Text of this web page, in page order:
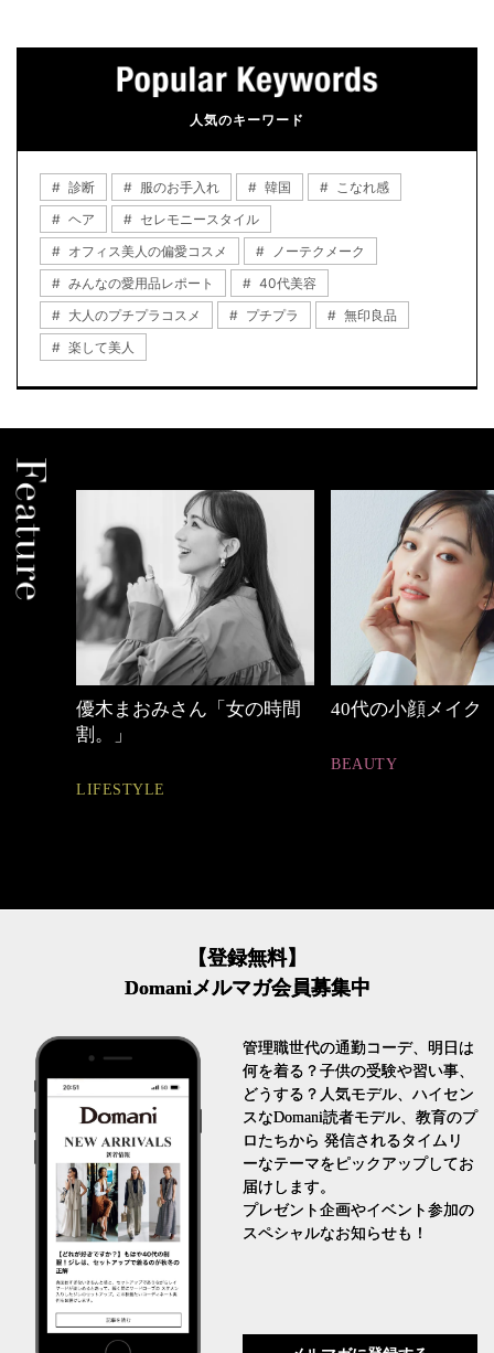
人気のキーワード
診断 服のお手入れ 韓国
こなれ感
ヘア
セレモニースタイル
オフィス美人の偏愛コスメ
ノーテクメーク
みんなの愛用品レポート
40代美容
大人のプチプラコスメ
プチプラ
無印良品
楽して美人
40代の小顔メイク 働く女性のバッグ
FASHION
【登録無料】
Domaniメルマガ会員募集中
管理職世代の通勤コーデ、明日は
何を着る？子供の受験や習い事、
どうする？人気モデル、ハイセン
スなDomani読者モデル、教育のプ
ロたちから 発信されるタイムリ
ーなテーマをピックアップしてお
届けします。
プレゼント企画やイベント参加の
スペシャルなお知らせも！